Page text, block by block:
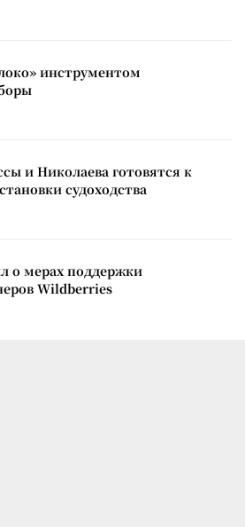
инструментом
и Николаева готовятся к
судоходства
о мерах поддержки
Wildberries